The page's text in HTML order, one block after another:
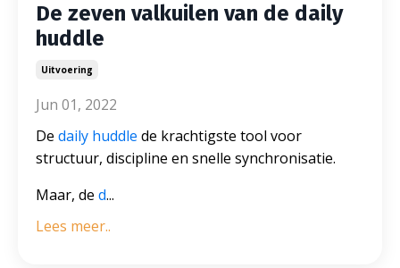
De zeven valkuilen van de daily
huddle
Uitvoering
Jun 01, 2022
De daily huddle de krachtigste tool voor
structuur, discipline en snelle synchronisatie.
Maar, de d...
Lees meer..